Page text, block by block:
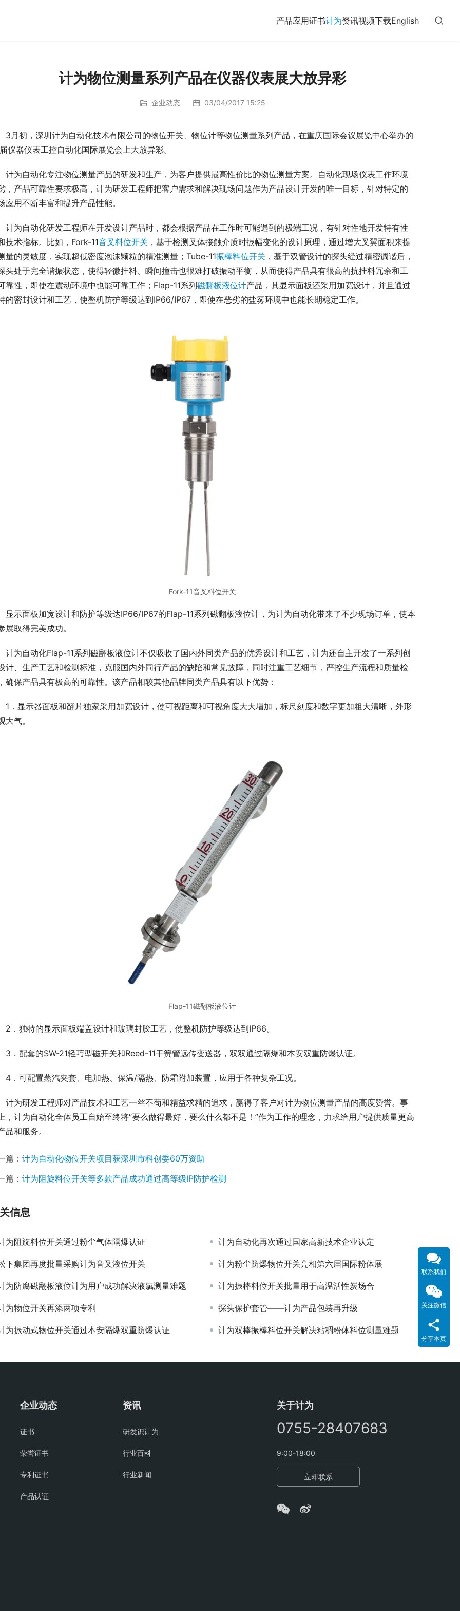
产品应用证书计为资讯视频下载English
计为物位测量系列产品在仪器仪表展大放异彩
企业动态 03/04/2017 15:25
初，深圳计为自动化技术有限公司的物位开关、物位计等物位测量系列产品，在重庆国际会议展览中心举办的
仪器仪表工控自动化国际展览会上大放异彩。
自动化专注物位测量产品的研发和生产，为客户提供最高性价比的物位测量方案。自动化现场仪表工作环境
，产品可靠性要求极高，计为研发工程师把客户需求和解决现场问题作为产品设计开发的唯一目标，针对特定的
应用不断丰富和提升产品性能。
自动化研发工程师在开发设计产品时，都会根据产品在工作时可能遇到的极端工况，有针对性地开发特有性
技术指标。比如，Fork-11音叉料位开关 ，基于检测叉体接触介质时振幅变化的设计原理，通过增大叉翼面积来提
量的灵敏度，实现超低密度泡沫颗粒的精准测量；Tube-11振棒料位开关 ，基于双管设计的探头经过精密调谐后，
头处于完全谐振状态，使得轻微挂料、瞬间撞击也很难打破振动平衡，从而使得产品具有很高的抗挂料冗余和工
靠性，即使在震动环境中也能可靠工作；Flap-11系列磁翻板液位计产品，其显示面板还采用加宽设计，并且通过
的密封设计和工艺，使整机防护等级达到IP66/IP67，即使在恶劣的盐雾环境中也能长期稳定工作。
Fork-11音叉料位开关
面板加宽设计和防护等级达IP66/IP67的Flap-11系列磁翻板液位计，为计为自动化带来了不少现场订单，使本
展取得完美成功。
自动化Flap-11系列磁翻板液位计不仅吸收了国内外同类产品的优秀设计和工艺，计为还自主开发了一系列创
计、生产工艺和检测标准，克服国内外同行产品的缺陷和常见故障，同时注重工艺细节，严控生产流程和质量检
确保产品具有极高的可靠性。该产品相较其他品牌同类产品具有以下优势：
显示器面板和翻片独家采用加宽设计，使可视距离和可视角度大大增加，标尺刻度和数字更加粗大清晰，外形
大气。
Flap-11磁翻板液位计
独特的显示面板端盖设计和玻璃封胶工艺，使整机防护等级达到IP66。
配套的SW-21轻巧型磁开关和Reed-11干簧管远传变送器，双双通过隔爆和本安双重防爆认证。
可配置蒸汽夹套、电加热、保温/隔热、防霜附加装置，应用于各种复杂工况。
研发工程师对产品技术和工艺一丝不苟和精益求精的追求，赢得了客户对计为物位测量产品的高度赞誉。事
，计为自动化全体员工自始至终将“要么做得最好，要么什么都不是！”作为工作的理念，力求给用户提供质量更高
品和服务。
篇： 计为自动化物位开关项目获深圳市科创委60万资助
篇： 计为阻旋料位开关等多款产品成功通过高等级IP防护检测
信息
为阻旋料位开关通过粉尘气体隔爆认证 计为自动化再次通过国家高新技术企业认定
下集团再度批量采购计为音叉液位开关 计为粉尘防爆物位开关亮相第六届国际粉体展
为防腐磁翻板液位计为用户成功解决液氯测量难题 计为振棒料位开关批量用于高温活性炭场合
为物位开关再添两项专利 探头保护套管——计为产品包装再升级
为振动式物位开关通过本安隔爆双重防爆认证 计为双棒振棒料位开关解决粘稠粉体料位测量难题
企业动态
证书
荣誉证书
专利证书
产品认证
资讯
研发识计为
行业百科
行业新闻
关于计为
0755-28407683
9:00-18:00
立即联系
联系我们
关注微信
分享本页